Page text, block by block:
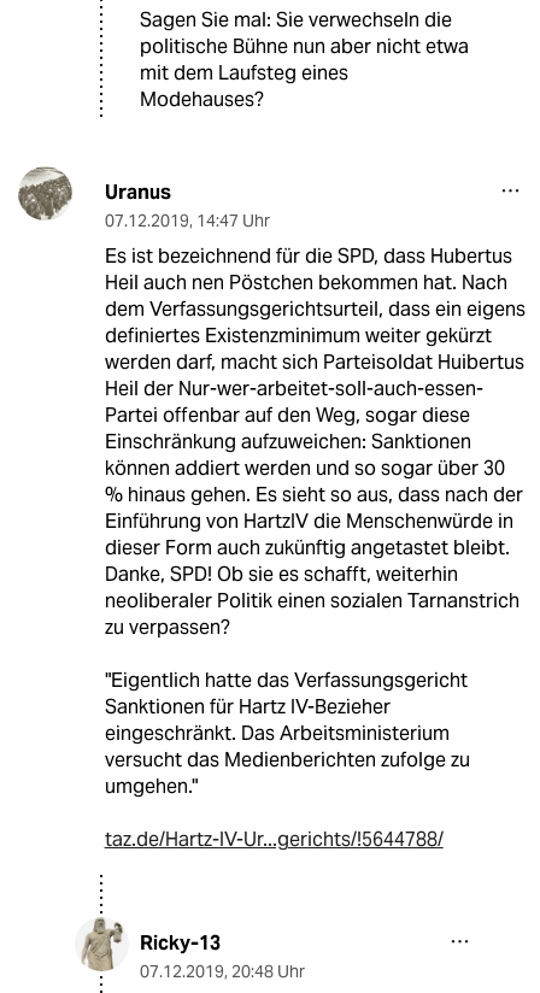
Sagen Sie mal: Sie verwechseln die
politische Bühne nun aber nicht etwa
mit dem Laufsteg eines
Modehauses?
Uranus
07.12.2019, 14:47 Uhr
Es ist bezeichnend für die SPD, dass Hubertus
Heil auch nen Pöstchen bekommen hat. Nach
dem Verfassungsgerichtsurteil, dass ein eigens
definiertes Existenzminimum weiter gekürzt
werden darf, macht sich Parteisoldat Huibertus
Heil der Nur-wer-arbeitet-soll-auch-essen-
Partei offenbar auf den Weg, sogar diese
Einschränkung aufzuweichen: Sanktionen
können addiert werden und so sogar über 30
% hinaus gehen. Es sieht so aus, dass nach der
Einführung von HartzIV die Menschenwürde in
dieser Form auch zukünftig angetastet bleibt.
Danke, SPD! Ob sie es schafft, weiterhin
neoliberaler Politik einen sozialen Tarnanstrich
zu verpassen?
"Eigentlich hatte das Verfassungsgericht
Sanktionen für Hartz IV-Bezieher
eingeschränkt. Das Arbeitsministerium
versucht das Medienberichten zufolge zu
umgehen."
taz.de/Hartz-IV-Ur...gerichts/!5644788/
Ricky-13
07.12.2019, 20:48 Uhr